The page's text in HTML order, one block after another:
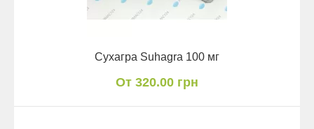
Сухагра Suhagra 100 мг
От 320.00 грн